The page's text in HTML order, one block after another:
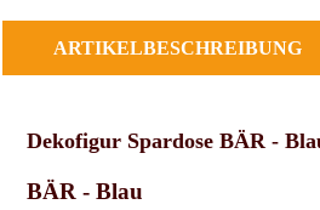
ARTIKELBESCHREIBUNG
Dekofigur Spardose BÄR -
BÄR - Blau